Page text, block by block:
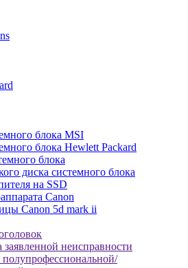
блока MSI
блока Hewlett Packard
блока
диска системного блока
на SSD
Canon
Canon 5d mark ii
заявленной неисправности
полупрофессиональной/